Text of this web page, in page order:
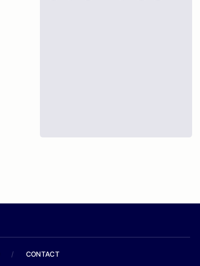
/ CONTACT